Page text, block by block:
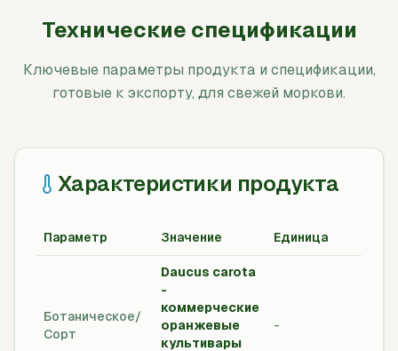
Технические спецификации
Ключевые параметры продукта и спецификации,
готовые к экспорту, для свежей моркови.
Характеристики продукта
Параметр Значение Единица
Ботаническое/
Сорт
Daucus carota
-
коммерческие
оранжевые
культивары
-